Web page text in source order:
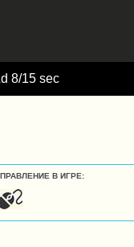
9/15 sec
В ИГРЕ: